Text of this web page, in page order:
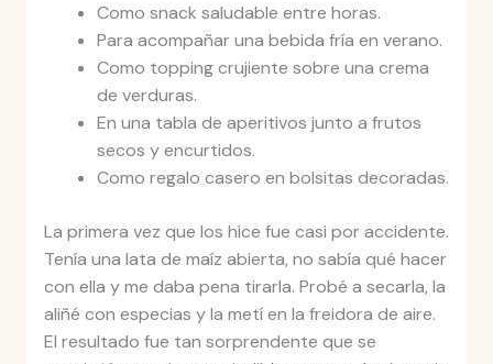
Como snack saludable entre horas.
Para acompañar una bebida fría en verano.
Como topping crujiente sobre una crema
de verduras.
En una tabla de aperitivos junto a frutos
secos y encurtidos.
Como regalo casero en bolsitas decoradas.
La primera vez que los hice fue casi por accidente.
Tenía una lata de maíz abierta, no sabía qué hacer
con ella y me daba pena tirarla. Probé a secarla, la
aliñé con especias y la metí en la freidora de aire.
El resultado fue tan sorprendente que se